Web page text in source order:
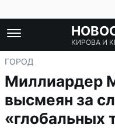
КИРОВА И
ГОРОД
Миллиардер
высмеян за
«глобальных